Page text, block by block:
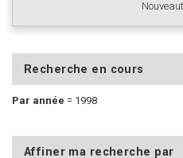
Recherche en cours
Par année = 1998
Affiner ma recherche par